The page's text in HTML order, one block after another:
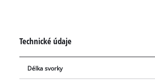
pracuje se sponami šířky 5,7 mm a délky 25
obsahuje 3 000 spon.
Technické údaje
Délka svorky